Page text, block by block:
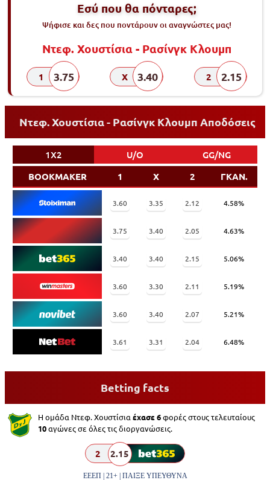
Εσύ που θα πόνταρες;
Ψήφισε και δες που ποντάρουν οι αναγνώστες μας!
Ντεφ. Χουστίσια - Ρασίνγκ Κλουμπ
1 3.75 X 3.40 2 2.15
Ντεφ. Χουστίσια - Ρασίνγκ Κλουμπ Αποδόσεις
1X2 U/O
GG/NG
BOOKMAKER
1 X 2 ΓΚΑΝ.
3.60 3.35 2.12 4.58%
3.75 3.40 2.05 4.63%
3.40 3.40 2.15 5.06%
3.60 3.30 2.11 5.19%
3.60 3.40 2.07 5.21%
3.61 3.31 2.04 6.48%
Betting facts
Η ομάδα Ντεφ. Χουστίσια έχασε 6φορές στους τελευταίους
10αγώνες σε όλες τις διοργανώσεις.
2 2.15
ΕΕΕΠ | 21+ | ΠΑΙΞΕ ΥΠΕΥΘΥΝΑ